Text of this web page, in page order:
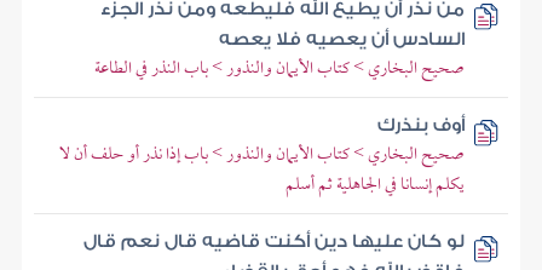
من نذر أن يطيع الله فليطعه ومن نذر الجزء
السادس أن يعصيه فلا يعصه
صحيح البخاري > كتاب الأيمان والنذور > باب النذر في الطاعة
أوف بنذرك
صحيح البخاري > كتاب الأيمان والنذور > باب إذا نذر أو حلف أن لا
يكلم إنسانا في الجاهلية ثم أسلم
لو كان عليها دين أكنت قاضيه قال نعم قال